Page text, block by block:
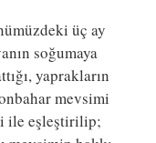
üç ay
soğumaya
yaprakların
mevsimi
ile eşleştirilip;